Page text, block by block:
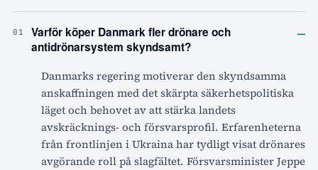
01
Varför köper Danmark fler drönare och
antidrönarsystem skyndsamt?
–
Danmarks regering motiverar den skyndsamma
anskaffningen med det skärpta säkerhetspolitiska
läget och behovet av att stärka landets
avskräcknings- och försvarsprofil. Erfarenheterna
från frontlinjen i Ukraina har tydligt visat drönares
avgörande roll på slagfältet. Försvarsminister Jeppe